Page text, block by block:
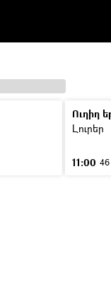
Ուղիղ
Լուրեր
11:00